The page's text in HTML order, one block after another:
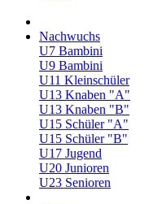
Nachwuchs
U7 Bambini
U9 Bambini
U11 Kleinschüler
U13 Knaben "A"
U13 Knaben "B"
U15 Schüler "A"
U15 Schüler "B"
U17 Jugend
U20 Junioren
U23 Senioren